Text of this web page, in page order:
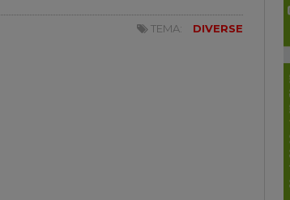
TEMA: DIVERSE